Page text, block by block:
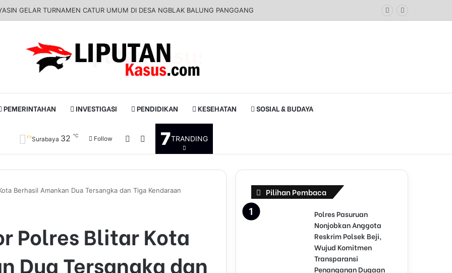
YASIN GELAR TURNAMEN CATUR UMUM DI DESA NGBLAK BALUNG PANGGANG
PEMERINTAHAN INVESTIGASI PENDIDIKAN KESEHATAN SOSIAL & BUDAYA
Surabaya 32 ℃ Follow Log InPencarian untuk
7TRANDING
Berhasil Amankan Dua Tersangka dan Tiga Kendaraan
Polres Blitar Kota
Dua Tersangka dan
Pilihan Pembaca
Polres Pasuruan
Nonjobkan Anggota
Reskrim Polsek Beji,
Wujud Komitmen
Transparansi
Penanganan Dugaan